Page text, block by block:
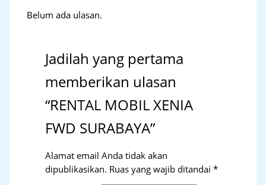
Belum ada ulasan.
Jadilah yang pertama
memberikan ulasan
“RENTAL MOBIL XENIA
FWD SURABAYA”
Alamat email Anda tidak akan
dipublikasikan. Ruas yang wajib ditandai*